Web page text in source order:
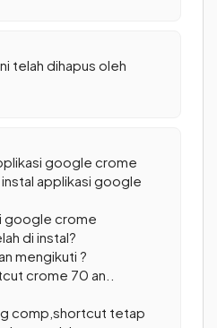
telah dihapus oleh
google crome
applikasi google
google crome
di instal?
mengikuti ?
crome 70 an..
comp,shortcut tetap